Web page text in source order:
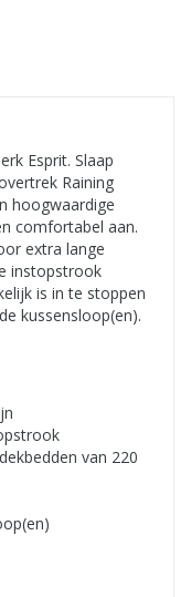
Esprit. Slaap
Raining
hoogwaardige
comfortabel aan.
extra lange
instopstrook
is in te stoppen
kussensloop(en).
van 220